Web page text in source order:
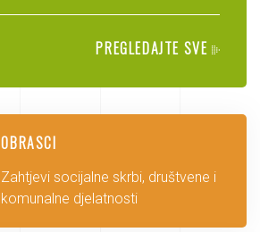
PREGLEDAJTE SVE
OBRASCI
Zahtjevi socijalne skrbi, društvene i
komunalne djelatnosti